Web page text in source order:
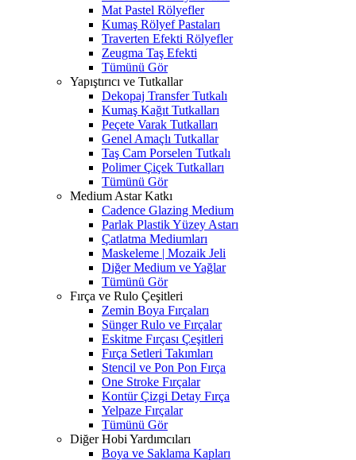
Mat Pastel Rölyefler
Kumaş Rölyef Pastaları
Traverten Efekti Rölyefler
Zeugma Taş Efekti
Tümünü Gör
Yapıştırıcı ve Tutkallar
Dekopaj Transfer Tutkalı
Kumaş Kağıt Tutkalları
Peçete Varak Tutkalları
Genel Amaçlı Tutkallar
Taş Cam Porselen Tutkalı
Polimer Çiçek Tutkalları
Tümünü Gör
Medium Astar Katkı
Cadence Glazing Medium
Parlak Plastik Yüzey Astarı
Çatlatma Mediumları
Maskeleme | Mozaik Jeli
Diğer Medium ve Yağlar
Tümünü Gör
Fırça ve Rulo Çeşitleri
Zemin Boya Fırçaları
Sünger Rulo ve Fırçalar
Eskitme Fırçası Çeşitleri
Fırça Setleri Takımları
Stencil ve Pon Pon Fırça
One Stroke Fırçalar
Kontür Çizgi Detay Fırça
Yelpaze Fırçalar
Tümünü Gör
Diğer Hobi Yardımcıları
Boya ve Saklama Kapları